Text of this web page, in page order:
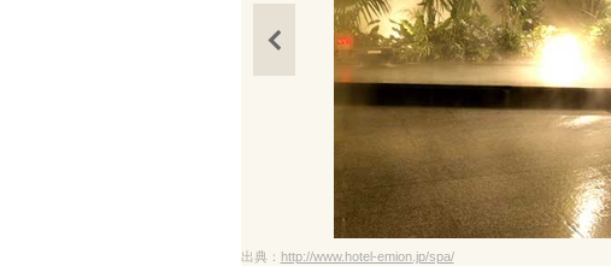
出典： http://www.hotel-emion.jp/spa/